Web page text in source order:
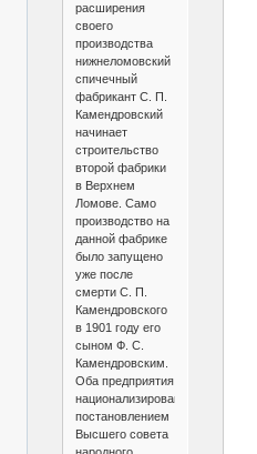
расширения
своего
производства
нижнеломовский
спичечный
фабрикант С. П.
Камендровский
начинает
строительство
второй фабрики
в Верхнем
Ломове. Само
производство на
данной фабрике
было запущено
уже после
смерти С. П.
Камендровского
в 1901 году его
сыном Ф. С.
Камендровским.
Оба предприятия
национализированы
постановлением
Высшего совета